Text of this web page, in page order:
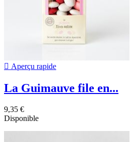
 Aperçu rapide
La Guimauve file en...
9,35 €
Disponible